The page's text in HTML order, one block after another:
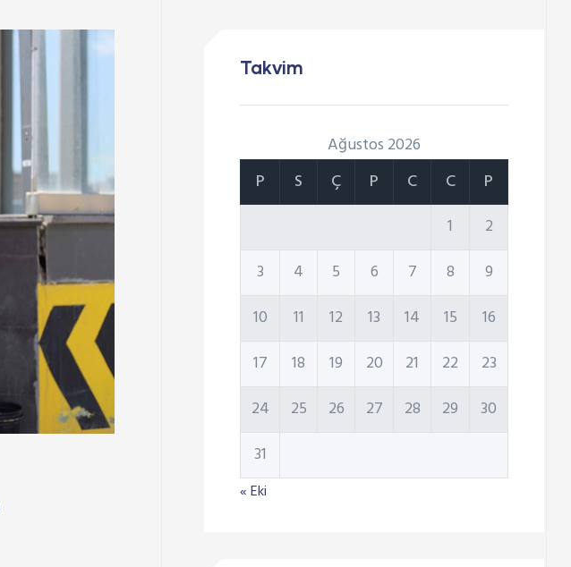
Takvim
Ağustos 2026
P
S Ç P C C
P
1
2
3
4 5 6 7 8
9
10
11 12 13 14 15
16
17
18 19 20 21 22
23
24
25 26 27 28 29
30
31
« Eki